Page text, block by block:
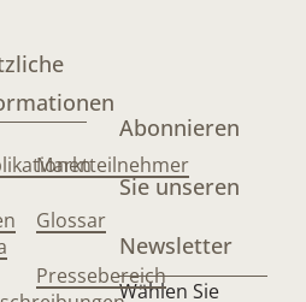
Marktteilnehmer
Glossar
Pressebereich
Abonnieren
Sie unseren
Newsletter
Wählen Sie